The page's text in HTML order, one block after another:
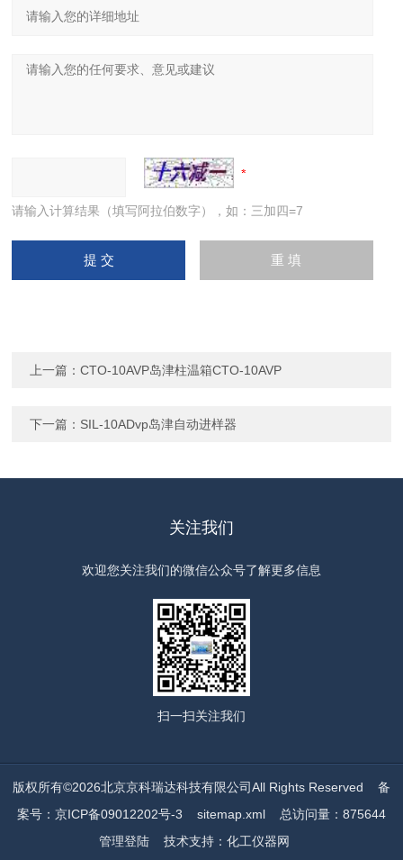
请输入计算结果（填写阿拉伯数字），如：三加四=7
上一篇：CTO-10AVP岛津柱温箱CTO-10AVP
下一篇： SIL-10ADvp岛津自动进样器
关注我们
欢迎您关注我们的微信公众号了解更多信息
扫一扫关注我们
版权所有©2026北京京科瑞达科技有限公司All Rights Reserved 备
案号：京ICP备09012202号-3
sitemap.xml总访问量：875644
管理登陆技术支持： 化工仪器网